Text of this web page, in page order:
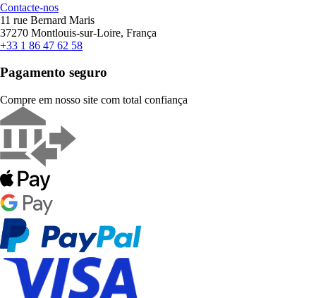
Contacte-nos
11 rue Bernard Maris
37270 Montlouis-sur-Loire, França
+33 1 86 47 62 58
Pagamento seguro
Compre em nosso site com total confiança